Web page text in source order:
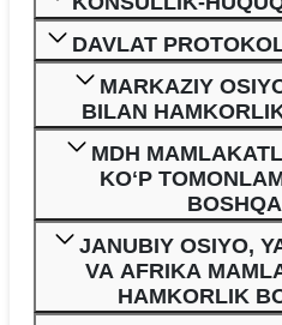
DAVLAT
MARKAZIY
BILAN
MDH
KOʻP
JANUBIY OSIYO,
VA AFRIKA
HAMKORLIK